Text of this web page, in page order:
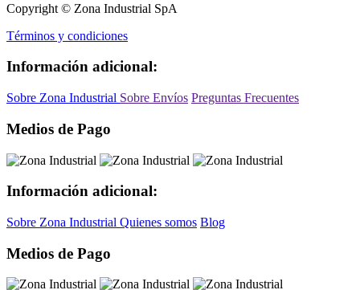
Copyright © Zona Industrial SpA
Términos y condiciones
Información adicional:
Sobre Zona Industrial Sobre Envíos Preguntas Frecuentes
Medios de Pago
Información adicional:
Sobre Zona Industrial Quienes somos Blog
Medios de Pago